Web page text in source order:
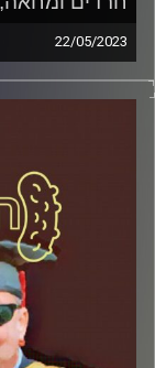
22/05/2023
המערכת
דוד ופרופסור